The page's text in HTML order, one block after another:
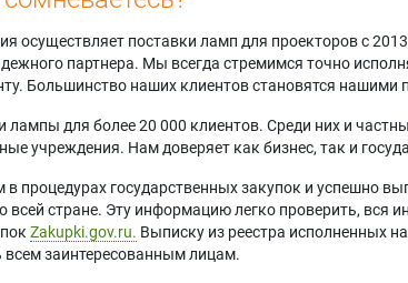
осуществляет поставки ламп для проекторов с
партнера. Мы всегда стремимся точно
Большинство наших клиентов становятся
лампы для более 20 000 клиентов. Среди них и
учреждения. Нам доверяет как бизнес, так и
процедурах государственных закупок и успешно
всей стране. Эту информацию легко проверить, вся
Zakupki.gov.ru. Выписку из реестра исполненных
всем заинтересованным лицам.